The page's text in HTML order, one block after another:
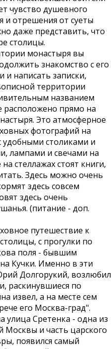
чувство душевного
и отрешения от суеты
даже представить, что
столицы.
монастыря вы
знакомство с его
и написать записки,
территории
названием
расположено прямо на
Это атмосферное
фотографий на
удобными столиками и
лампами и свечами на
стеллажах стоят книги,
Здесь можно очень
здесь совсем
здесь очень
(питание - доп.
путешествие к
с прогулки по
поля - бывшим
Кучки. Именно в эти
Долгорукий, возлюбил
раскинувшиеся по
извел, а на месте сем
его Москва-град".
улица Сретенка - одна из
Москвы и часть царского
появился самый